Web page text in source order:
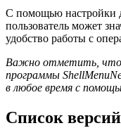
С помощью настройки
пользователь может
удобство работы с
Важно отметить, что
программы
в любое время с
Список